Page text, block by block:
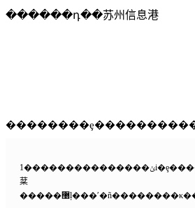
������դ��苏州信息港
1���������������ݵi�ȩ���������߻�ҳ���������i�ȩ�ˡ�δ�����������������ɣ��κ��������˻���֯���������κ���ʽ���������ĸ�����դת�ء����ơ��༭�򷢲�ʹ���������κγ��ϣ����ð������κ���ʽ����ѷɢ���������������ɰ���щ��ϣ�������ķ��������ĵ����������ƻ򱣴
棻